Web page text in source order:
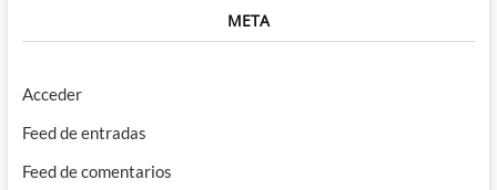
META
Acceder
Feed de entradas
Feed de comentarios